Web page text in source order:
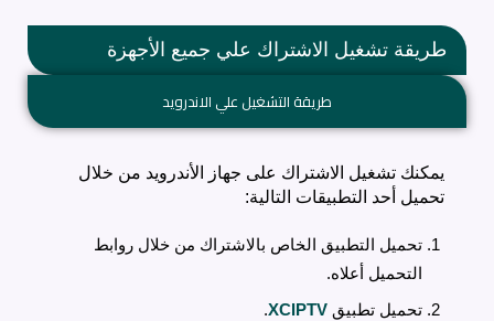
طريقة تشغيل الاشتراك علي جميع الأجهزة
طريقة التشغيل علي الاندرويد
يمكنك تشغيل الاشتراك على جهاز الأندرويد من خلال
تحميل أحد التطبيقات التالية:
تحميل التطبيق الخاص بالاشتراك من خلال روابط
التحميل أعلاه.
تحميل تطبيق XCIPTV
.